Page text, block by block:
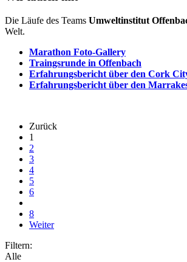
Die Läufe des Teams Umweltinstitut
Welt.
Marathon Foto-Gallery
Traingsrunde in Offenbach
Erfahrungsbericht über den Cork
Erfahrungsbericht über den
Zurück
1
2
3
4
5
6
8
Weiter
Filtern:
Alle